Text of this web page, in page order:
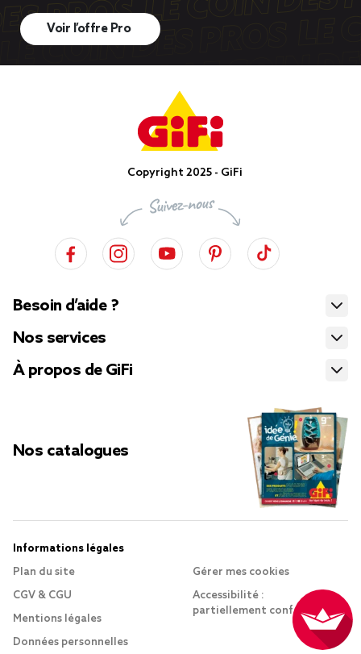
Voir l’offre Pro
Copyright 2025 - GiFi
Besoin d’aide ?
Nos services
À propos de GiFi
Nos catalogues
Informations légales
Plan du site
CGV & CGU
Mentions légales
Données personnelles
Gérer mes cookies
Accessibilité :
partiellement conforme